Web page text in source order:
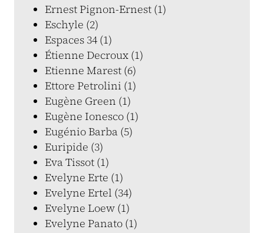
Ernest Pignon-Ernest (1)
Eschyle (2)
Espaces 34 (1)
Étienne Decroux (1)
Etienne Marest (6)
Ettore Petrolini (1)
Eugène Green (1)
Eugène Ionesco (1)
Eugénio Barba (5)
Euripide (3)
Eva Tissot (1)
Evelyne Erte (1)
Evelyne Ertel (34)
Evelyne Loew (1)
Evelyne Panato (1)